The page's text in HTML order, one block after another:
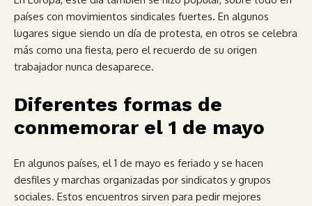
países con movimientos sindicales fuertes. En algunos
lugares sigue siendo un día de protesta, en otros se celebra
más como una fiesta, pero el recuerdo de su origen
trabajador nunca desaparece.
Diferentes formas de
conmemorar el 1 de mayo
En algunos países, el 1 de mayo es feriado y se hacen
desfiles y marchas organizadas por sindicatos y grupos
sociales. Estos encuentros sirven para pedir mejores